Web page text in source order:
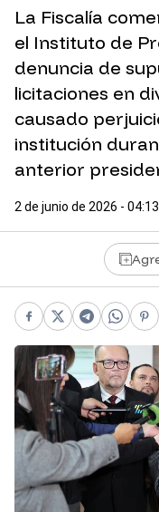
La Fiscalía
el Instituto de
denuncia de
licitaciones en
causado
institución
anterior
2 de junio de 2026 - 04:13
Facebook
X Telegram